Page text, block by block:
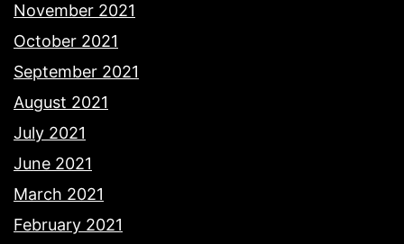
November 2021
October 2021
September 2021
August 2021
July 2021
June 2021
March 2021
February 2021